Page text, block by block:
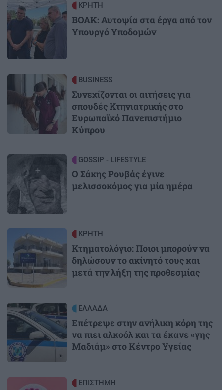
Image ΚΡΗΤΗ
ΒΟΑΚ: Αυτοψία στα έργα από τον
Υπουργό Υποδομών
BUSINESS
Συνεχίζονται οι αιτήσεις για
σπουδές Κτηνιατρικής στο
Ευρωπαϊκό Πανεπιστήμιο
Κύπρου
GOSSIP - LIFESTYLE
Ο Σάκης Ρουβάς έγινε
μελισσοκόμος για μία ημέρα
Image ΚΡΗΤΗ
Κτηματολόγιο: Ποιοι μπορούν να
δηλώσουν το ακίνητό τους και
μετά την λήξη της προθεσμίας
Image ΕΛΛΑΔΑ
Επέτρεψε στην ανήλικη κόρη της
να πιει αλκοόλ και τα έκανε «γης
Μαδιάμ» στο Κέντρο Υγείας
ΕΠΙΣΤΗΜΗ